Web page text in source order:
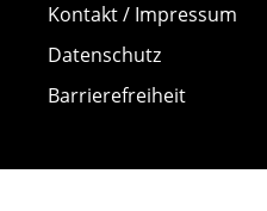
Kontakt / Impressum
Datenschutz
Barrierefreiheit